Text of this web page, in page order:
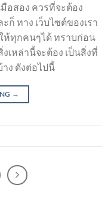
อสอง ควรที่จะต้อง
ทาง เว็บไซต์ของเรา
ห้ทุกคนๆได้ ทราบก่อน
เหล่านี้จะต้อง เป็นสิ่งที่
ง ดังต่อไปนี้
→